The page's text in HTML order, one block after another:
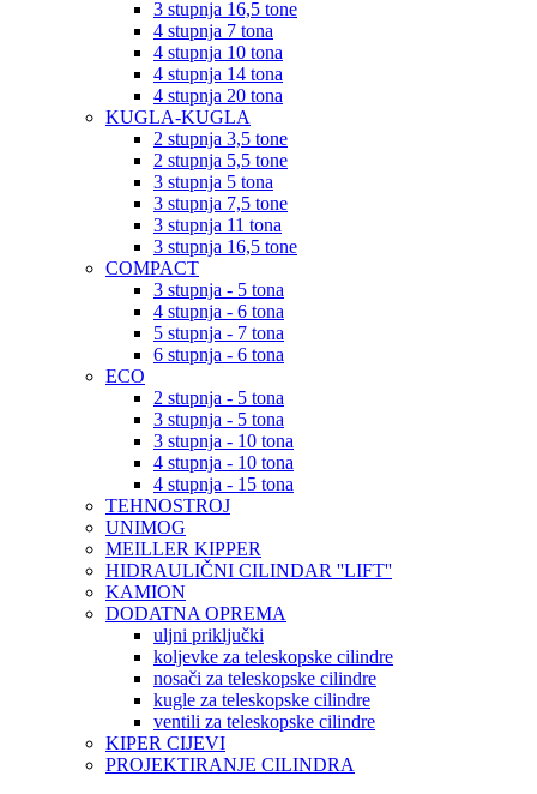
3 stupnja 16,5 tone
4 stupnja 7 tona
4 stupnja 10 tona
4 stupnja 14 tona
4 stupnja 20 tona
KUGLA-KUGLA
2 stupnja 3,5 tone
2 stupnja 5,5 tone
3 stupnja 5 tona
3 stupnja 7,5 tone
3 stupnja 11 tona
3 stupnja 16,5 tone
COMPACT
3 stupnja - 5 tona
4 stupnja - 6 tona
5 stupnja - 7 tona
6 stupnja - 6 tona
ECO
2 stupnja - 5 tona
3 stupnja - 5 tona
3 stupnja - 10 tona
4 stupnja - 10 tona
4 stupnja - 15 tona
TEHNOSTROJ
UNIMOG
MEILLER KIPPER
HIDRAULIČNI CILINDAR ''LIFT''
KAMION
DODATNA OPREMA
uljni priključki
koljevke za teleskopske cilindre
nosači za teleskopske cilindre
kugle za teleskopske cilindre
ventili za teleskopske cilindre
KIPER CIJEVI
PROJEKTIRANJE CILINDRA